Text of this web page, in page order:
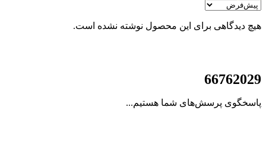
هیچ دیدگاهی برای این محصول نوشته نشده است.
66762029
پاسخگوی پرسش‌های شما هستیم...